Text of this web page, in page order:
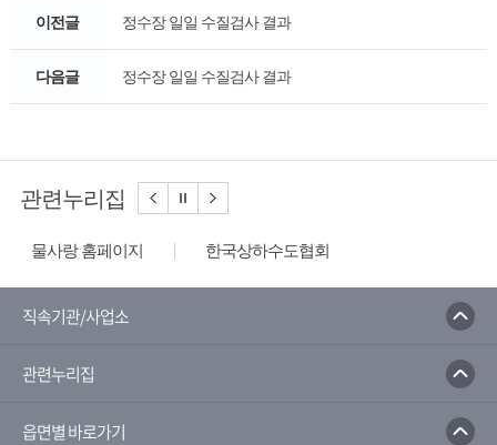
이전글 정수장 일일 수질검사 결과
다음글 정수장 일일 수질검사 결과
관련누리집
물사랑 홈페이지
한국상하수도협회
수질오염방제정보시스템
직속기관/사업소
관련누리집
읍면별 바로가기